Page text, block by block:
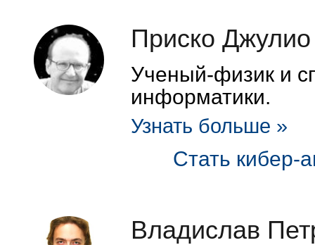
Приско Джулио
Ученый-физик и
информатики.
Узнать больше »
Стать кибер-
Владислав